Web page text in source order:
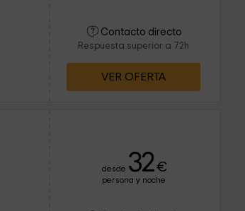
Contacto directo
Respuesta superior a 72h
VER OFERTA
desde 32€
persona y noche